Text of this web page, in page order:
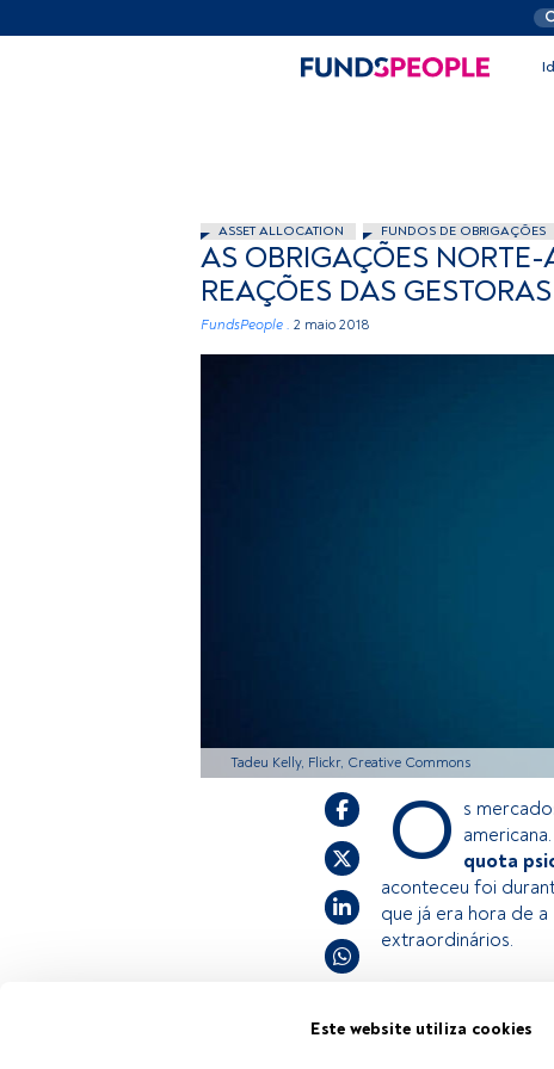
Este website utiliza cookies
ASSET ALLOCATION FUNDOS DE OBRIGAÇÕES
AS OBRIGAÇÕES
REAÇÕES DAS
FundsPeople . 2 maio 2018
Tadeu Kelly, Flickr, Creative Commons
O s
quota
aconteceu foi
que já era hora de
extraordinários.
Este é um artigo